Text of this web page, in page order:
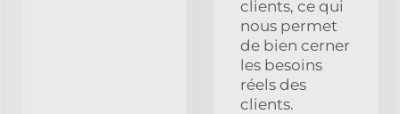
clients, ce qui
nous permet
de bien cerner
les besoins
réels des
clients.